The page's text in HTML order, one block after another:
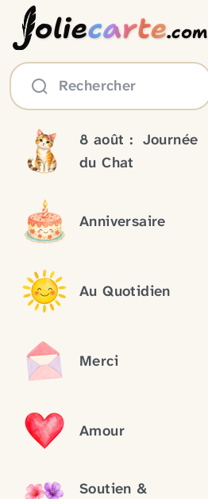
oliecarte.com
Rechercher
8 août : Journée
du Chat
Anniversaire
Au Quotidien
Merci
Amour
Soutien &